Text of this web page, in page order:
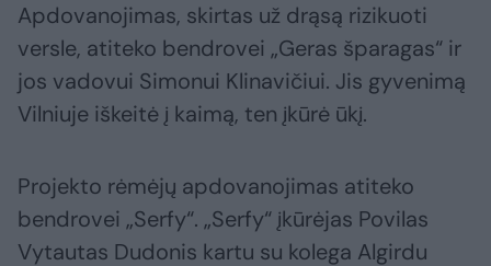
Apdovanojimas, skirtas už drąsą rizikuoti
versle, atiteko bendrovei „Geras šparagas“ ir
jos vadovui Simonui Klinavičiui. Jis gyvenimą
Vilniuje iškeitė į kaimą, ten įkūrė ūkį.
Projekto rėmėjų apdovanojimas atiteko
bendrovei „Serfy“. „Serfy“ įkūrėjas Povilas
Vytautas Dudonis kartu su kolega Algirdu